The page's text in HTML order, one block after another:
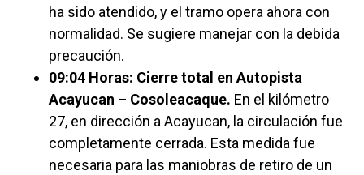
ha sido atendido, y el tramo opera ahora con
normalidad. Se sugiere manejar con la debida
precaución.
09:04 Horas: Cierre total en Autopista
Acayucan – Cosoleacaque. En el kilómetro
27, en dirección a Acayucan, la circulación fue
completamente cerrada. Esta medida fue
necesaria para las maniobras de retiro de un